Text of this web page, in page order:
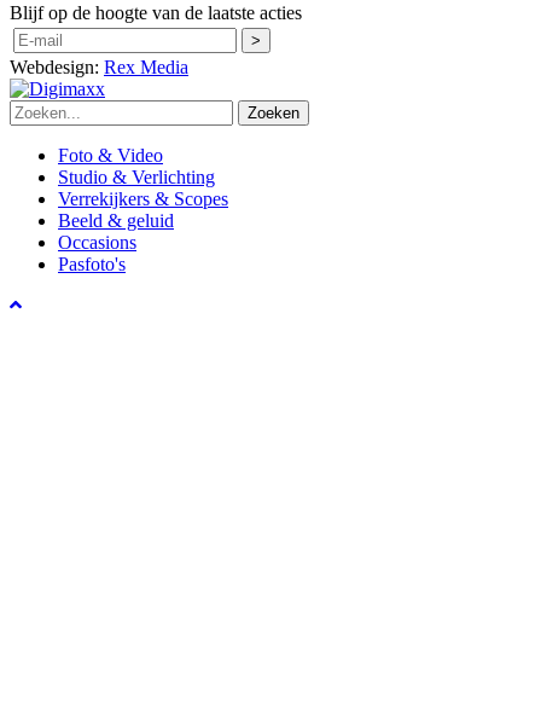
Blijf op de hoogte van de laatste acties
Webdesign: Rex Media
Zoeken
Foto & Video
Studio & Verlichting
Verrekijkers & Scopes
Beeld & geluid
Occasions
Pasfoto's